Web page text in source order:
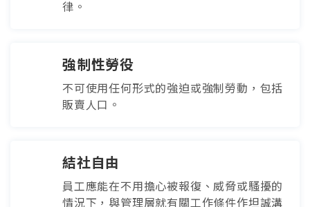
律。
強制性勞役
不可使用任何形式的強迫或強制勞動，包括
販賣人口。
結社自由
員工應能在不用擔心被報復、威脅或騷擾的
情況下，與管理層就有關工作條件作坦誠溝